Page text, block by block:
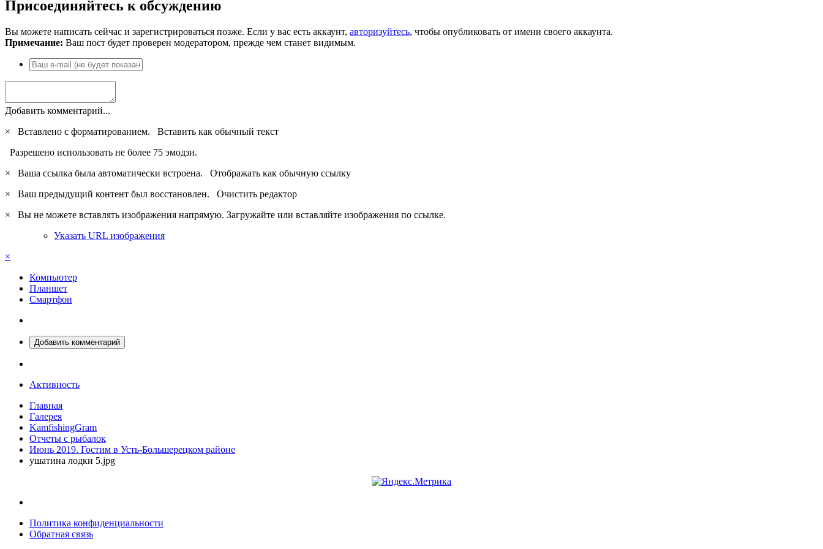
Присоединяйтесь к обсуждению
Вы можете написать сейчас и зарегистрироваться позже. Если у вас есть аккаунт, авторизуйтесь, чтобы опубликовать от имени своего аккаунта.
Примечание: Ваш пост будет проверен модератором, прежде чем станет видимым.
Добавить комментарий...
×
Вставлено с форматированием. Вставить как обычный текст
Разрешено использовать не более 75 эмодзи.
×
Ваша ссылка была автоматически встроена. Отображать как обычную ссылку
×
Ваш предыдущий контент был восстановлен. Очистить редактор
×
Вы не можете вставлять изображения напрямую. Загружайте или вставляйте изображения по ссылке.
Указать URL изображения
×
Компьютер
Планшет
Смартфон
Добавить комментарий
Активность
Главная
Галерея
KamfishingGram
Отчеты с рыбалок
Июнь 2019. Гостим в Усть-Большерецком районе
ушатина лодки 5.jpg
Политика конфиденциальности
Обратная связь